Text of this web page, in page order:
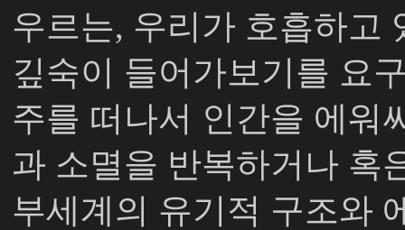
우르는, 우리가 호흡하고
깊숙이 들어가보기를 요
주를 떠나서 인간을 에워
과 소멸을 반복하거나 혹
부세계의 유기적 구조와